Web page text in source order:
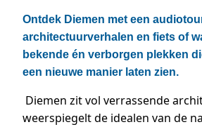
Ontdek Diemen met een
architectuurverhalen en fiets of
bekende én verborgen plekken
een nieuwe manier laten zien.
Diemen zit vol verrassende
weerspiegelt de idealen van de